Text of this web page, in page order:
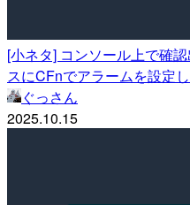
[小ネタ] コンソール上で確
スにCFnでアラームを設定
ぐっさん
2025.10.15